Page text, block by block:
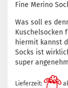
Fine Merino
Was soll es
Kuschelsocken
hiermit kannst
Socks ist
super
Lieferzeit: